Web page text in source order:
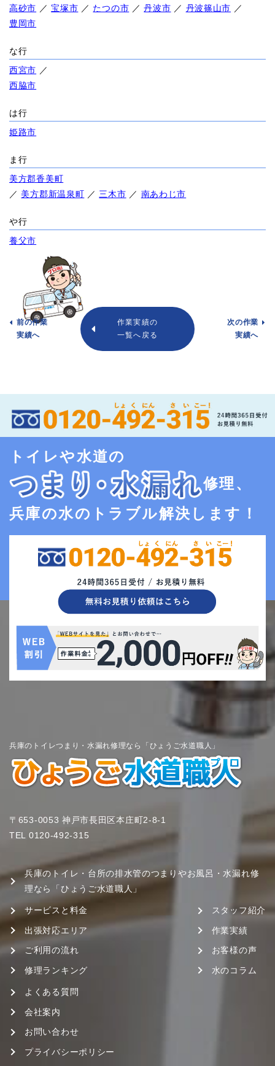
高砂市 ／宝塚市 ／ たつの市 ／丹波市 ／ 丹波篠山市 ／
豊岡市
な行
西宮市 ／
西脇市
は行
姫路市
ま行
美方郡香美町
／ 美方郡新温泉町 ／三木市 ／ 南あわじ市
や行
養父市
前の作業
実績へ
作業実績の
一覧へ戻る
次の作業
実績へ
トイレや水道の
修理、
兵庫の水のトラブル解決します！
兵庫のトイレつまり・水漏れ修理なら「ひょうご水道職人」
〒653-0053 神戸市長田区本庄町2-8-1
TEL 0120-492-315
兵庫のトイレ・台所の排水管のつまりやお風呂・水漏れ修
理なら「ひょうご水道職人」
サービスと料金
出張対応エリア
ご利用の流れ
修理ランキング
スタッフ紹介
作業実績
お客様の声
水のコラム
よくある質問
会社案内
お問い合わせ
プライバシーポリシー